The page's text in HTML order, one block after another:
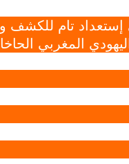
إستعداد تام للكشف
المغربي